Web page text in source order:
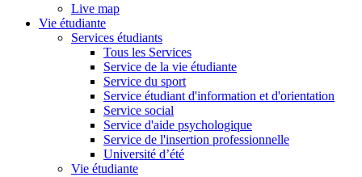
Live map
Vie étudiante
Services étudiants
Tous les Services
Service de la vie étudiante
Service du sport
Service étudiant d'information et d'orientation
Service social
Service d'aide psychologique
Service de l'insertion professionnelle
Université d’été
Vie étudiante